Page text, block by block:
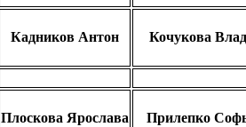
Кадников Антон Кочукова
Плоскова Ярослава Прилепко